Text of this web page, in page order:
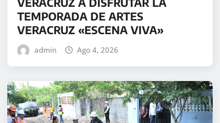
TEMPORADA DE ARTES
VERACRUZ «ESCENA VIVA»
admin Ago 4, 2026